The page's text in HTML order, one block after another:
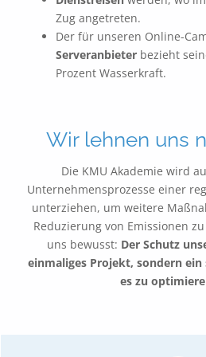
Zug angetreten.
Der für unseren Online-
Serveranbieter bezieht
Prozent Wasserkraft.
Wir lehnen uns
Die KMU Akademie wird
Unternehmensprozesse einer
unterziehen, um weitere
Reduzierung von Emissionen
uns bewusst: Der Schutz
einmaliges Projekt, sondern ein
es zu